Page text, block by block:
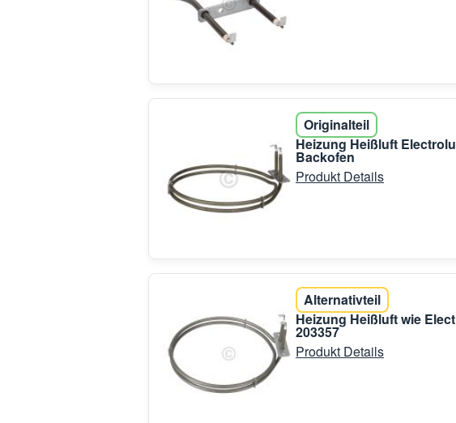
Originalteil
Heizung Heißluft
Backofen
Produkt Details
Alternativteil
Heizung Heißluft wie
203357
Produkt Details